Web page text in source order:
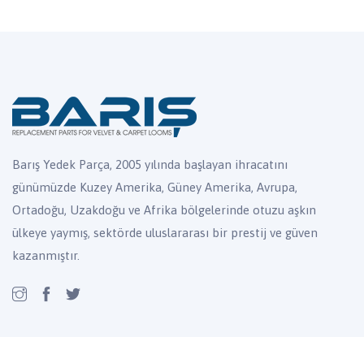
Barış Yedek Parça, 2005 yılında başlayan ihracatını
günümüzde Kuzey Amerika, Güney Amerika, Avrupa,
Ortadoğu, Uzakdoğu ve Afrika bölgelerinde otuzu aşkın
ülkeye yaymış, sektörde uluslararası bir prestij ve güven
kazanmıştır.